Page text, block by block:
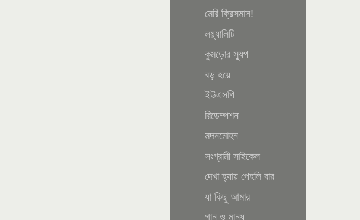
মেরি ক্রিসমাস!
লয়্যালিটি
কুমড়োর স্যুপ
বড় হয়ে
ইউএসপি
রিডেম্পশন
মদনমোহন
সংগ্রামী সাইকেল
দেখা হ্যায় পেহলি বার
যা কিছু আমার
গান ও মানুষ